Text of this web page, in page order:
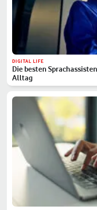
DIGITAL LIFE
Die besten
Alltag